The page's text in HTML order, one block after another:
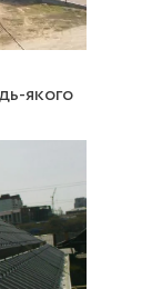
якого